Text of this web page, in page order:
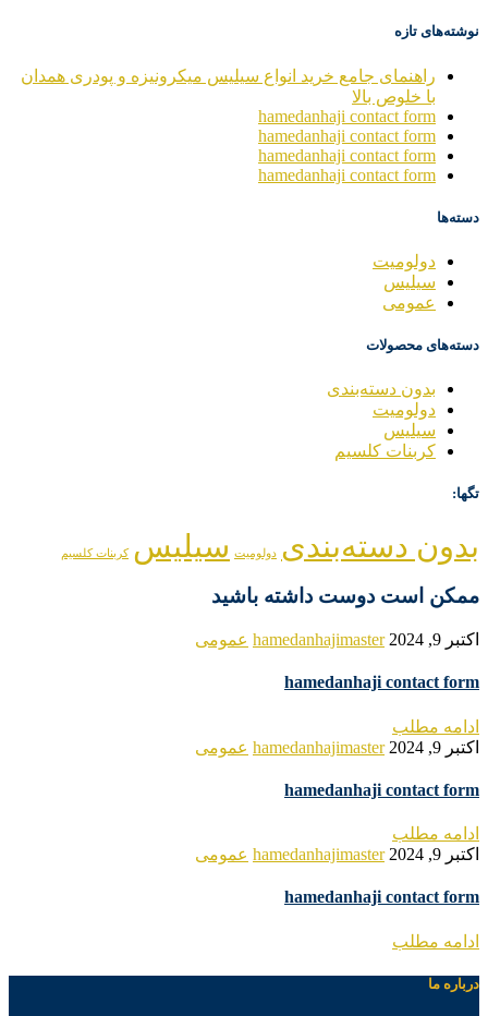
نوشته‌های تازه
راهنمای جامع خرید انواع سیلیس میکرونیزه و پودری همدان
با خلوص بالا
hamedanhaji contact form
hamedanhaji contact form
hamedanhaji contact form
hamedanhaji contact form
دسته‌ها
دولومیت
سیلیس
عمومی
دسته‌های محصولات
بدون دسته‌بندی
دولومیت
سیلیس
کربنات کلسیم
تگها:
بدون دسته‌بندی دولومیت سیلیس کربنات کلسیم
ممکن است دوست داشته باشید
اکتبر 9, 2024 hamedanhajimaster عمومی
hamedanhaji contact form
ادامه مطلب
اکتبر 9, 2024
hamedanhajimaster عمومی
hamedanhaji contact form
ادامه مطلب
اکتبر 9, 2024
hamedanhajimaster عمومی
hamedanhaji contact form
ادامه مطلب
درباره ما